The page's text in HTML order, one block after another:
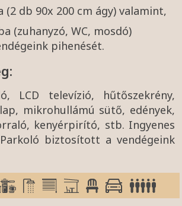
(2 db 90x 200 cm ágy) valamint,
(zuhanyzó, WC, mosdó)
pihenését.
LCD televízió, hűtőszekrény,
mikrohullámú sütő, edények,
kenyérpirító, stb. Ingyenes
biztosított a vendégeink